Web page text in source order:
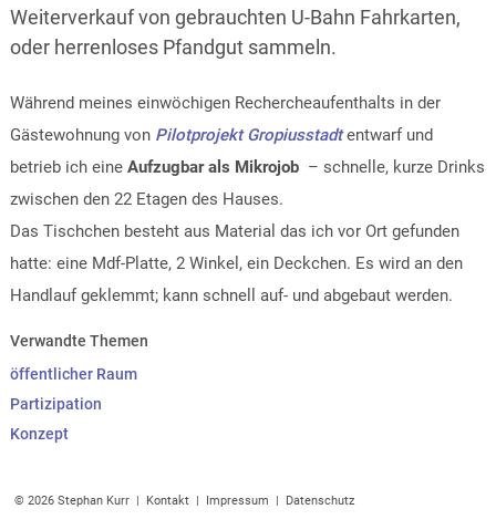
Weiterverkauf von gebrauchten U-Bahn Fahrkarten,
oder herrenloses Pfandgut sammeln.
Während meines einwöchigen Rechercheaufenthalts in der
Gästewohnung von Pilotprojekt Gropiusstadt entwarf und
betrieb ich eine Aufzugbar als Mikrojob– schnelle, kurze Drinks
zwischen den 22 Etagen des Hauses.
Das Tischchen besteht aus Material das ich vor Ort gefunden
hatte: eine Mdf-Platte, 2 Winkel, ein Deckchen. Es wird an den
Handlauf geklemmt; kann schnell auf- und abgebaut werden.
Verwandte Themen
öffentlicher Raum
Partizipation
Konzept
© 2026 Stephan Kurr | Kontakt | Impressum | Datenschutz